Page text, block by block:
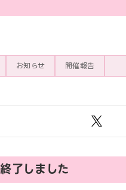
お知らせ 開催報告
了しました